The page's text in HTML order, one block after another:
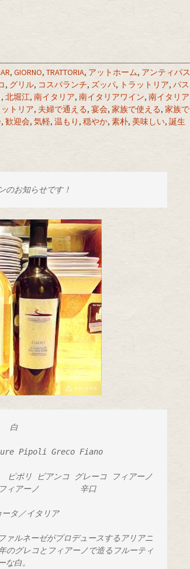
, GIORNO, TRATTORIA, アットホーム, アンティパス
, グリル, コスパランチ, ズッパ, トラットリア, パス
, 北堀江, 南イタリア, 南イタリアワイン, 南イタリア
トリア, 夫婦で通える, 宴会, 家族で使える, 家族で
, 歓迎会, 気軽, 温もり , 穏やか, 素朴, 美味しい, 誕生
のお知らせです！
白
Pipoli Greco Fiano
ピポリ ビアンコ グレーコ フィアーノ
ータ／イタリア
ァルネーゼがプロデュースするアリアニ
のグレコとフィアーノで造るフルーティ
な白。